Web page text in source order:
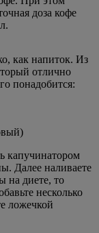
доза кофе
как напиток. Из
отлично
понадобится:
капучинатором
Далее наливаете
на диете, то
несколько
ложечкой